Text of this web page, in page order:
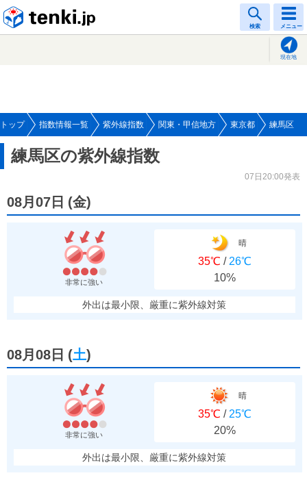
検索 メニュー
現在地
トップ 指数情報一覧 紫外線指数 関東・甲信地方 東京都 練馬区
練馬区の紫外線指数
07日20:00発表
08月07日 (金)
非常に強い
晴
35℃ / 26℃
10%
外出は最小限、厳重に紫外線対策
08月08日 (土)
非常に強い
晴
35℃ / 25℃
20%
外出は最小限、厳重に紫外線対策